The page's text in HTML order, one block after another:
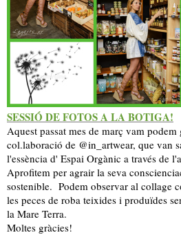
SESSIÓ DE FOTOS A LA BOTIGA!
Aquest passat mes de març vam
col.laboració de @in_artwear, que van
l'essència d' Espai Orgànic a través de
Aprofitem per agrair la seva
sostenible. Podem observar al collage
les peces de roba teixides i produïdes
la Mare Terra.
Moltes gràcies!